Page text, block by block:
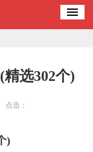
选302个)
点击：
)